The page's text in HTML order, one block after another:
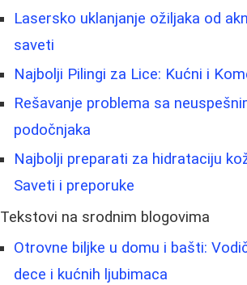
Lasersko uklanjanje ožiljaka od
saveti
Najbolji Pilingi za Lice: Kućni i
Rešavanje problema sa
podočnjaka
Najbolji preparati za hidrataciju
Saveti i preporuke
Tekstovi na srodnim blogovima
Otrovne biljke u domu i bašti:
dece i kućnih ljubimaca